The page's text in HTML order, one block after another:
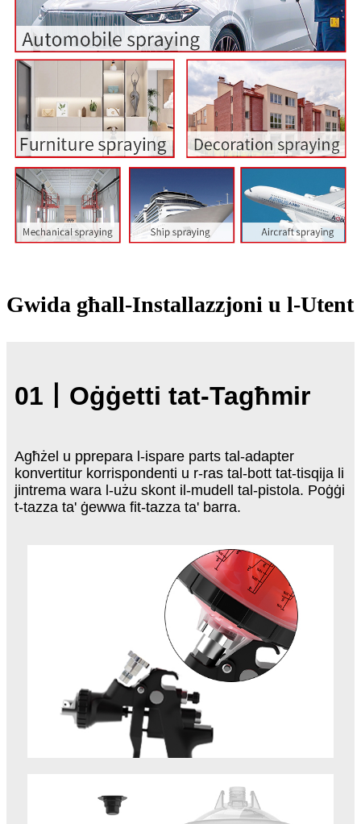
Gwida għall-Installazzjoni u l-Utent
01 Oġġetti tat-Tagħmir
Agħżel u pprepara l-ispare parts tal-adapter
konvertitur korrispondenti u r-ras tal-bott tat-tisqija li
jintrema wara l-użu skont il-mudell tal-pistola. Poġġi
t-tazza ta' ġewwa fit-tazza ta' barra.